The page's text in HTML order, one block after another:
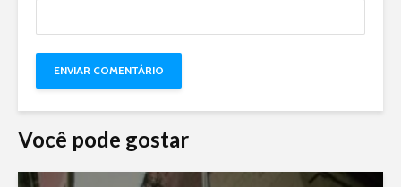
Você pode gostar